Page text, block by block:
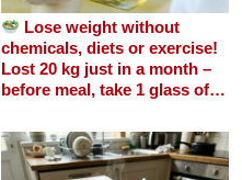
Lose weight without
chemicals, diets or exercise!
Lost 20 kg just in a month –
before meal, take 1 glass of…